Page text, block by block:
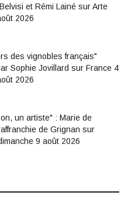
et Rémi Lainé sur Arte
2026
des vignobles français"
Sophie Jovillard sur France 4
2026
un artiste" : Marie de
de Grignan sur
9 août 2026